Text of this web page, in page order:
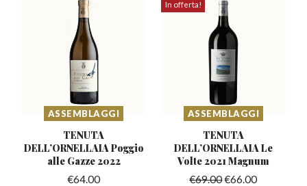
ASSEMBLAGGI
TENUTA
DELL’ORNELLAIA Poggio
alle Gazze 2022
€64.00
In offerta!
ASSEMBLAGGI
TENUTA
DELL’ORNELLAIA Le
Volte 2021 Magnum
€69.00€66.00